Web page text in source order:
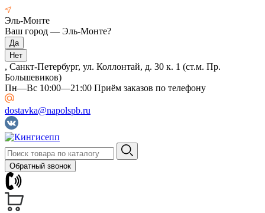
Эль-Монте
Ваш город — Эль-Монте?
, Санкт-Петербург, ул. Коллонтай, д. 30 к. 1 (ст.м. Пр.
Большевиков)
Пн—Вс 10:00—21:00 Приём заказов по телефону
dostavka@napolspb.ru
Обратный звонок